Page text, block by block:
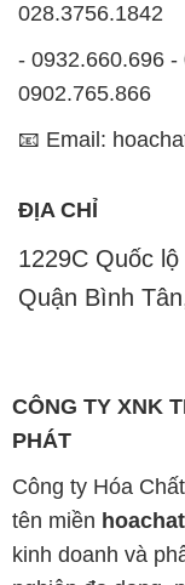
028.3756.1842
- 0932.660.696
0902.765.866
📧 Email:
ĐỊA CHỈ
1229C Quốc
Quận Bình
CÔNG TY XNK
PHÁT
Công ty Hóa
tên miền
kinh doanh và